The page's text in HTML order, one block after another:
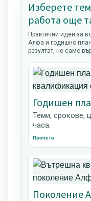
Изберете
работа още
Практични идеи за
Алфа и годишно
резултат, не само
Годишен
Теми, срокове,
часа.
Прочети
Поколение